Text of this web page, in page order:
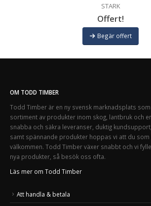
STARK
Offert!
Begär offert
OM TODD TIMBER
Todd Timber är en ny svensk marknadsplats
sortiment av produkter inom skog, lantbruk och
snabba och säkra leveranser, duktig
samt spännande produkter hoppas vi att du som
välkommen. Todd Timber växer snabbt och vi
nya produkter, så besök oss ofta.
Läs mer om Todd Timber
Att handla & betala